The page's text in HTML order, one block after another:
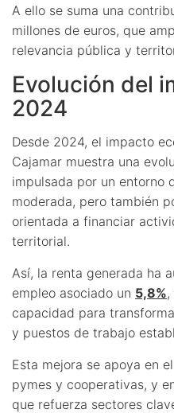
A ello se suma una
millones de euros, que
relevancia pública y
Evolución del
2024
Desde 2024, el impacto
Cajamar muestra una
impulsada por un entorno
moderada, pero también
orientada a financiar
territorial.
Así, la renta generada ha
empleo asociado un 5,8%
capacidad para
y puestos de trabajo
Esta mejora se apoya en
pymes y cooperativas, y
que refuerza sectores